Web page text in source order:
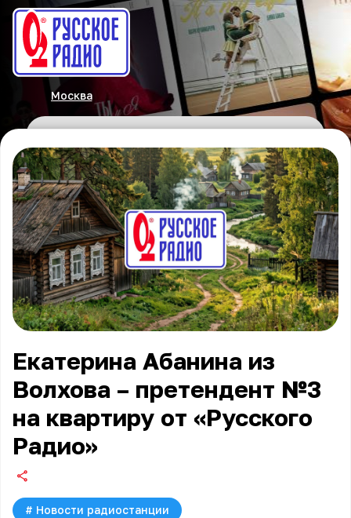
Москва
Екатерина Абанина из
Волхова – претендент №3
на квартиру от «Русского
Радио»
# Новости радиостанции